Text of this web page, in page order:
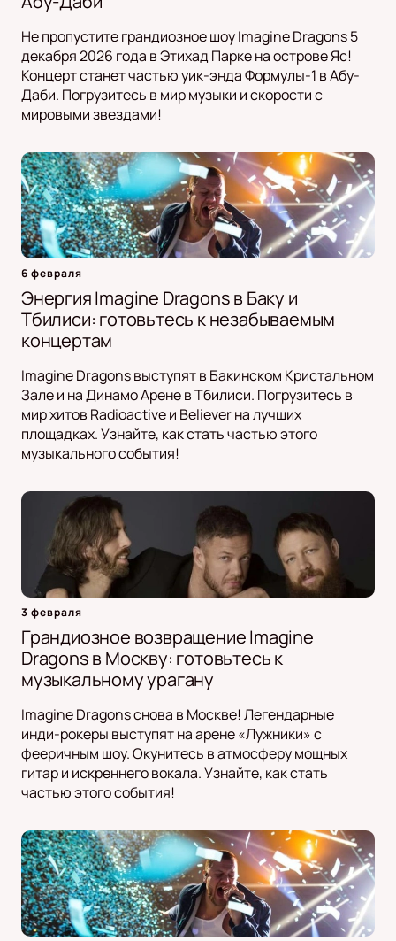
Не пропустите грандиозное шоу Imagine Dragons 5
декабря 2026 года в Этихад Парке на острове Яс!
Концерт станет частью уик-энда Формулы-1 в Абу-
Даби. Погрузитесь в мир музыки и скорости с
мировыми звездами!
6 февраля
Энергия Imagine Dragons в Баку и
Тбилиси: готовьтесь к незабываемым
концертам
Imagine Dragons выступят в Бакинском Кристальном
Зале и на Динамо Арене в Тбилиси. Погрузитесь в
мир хитов Radioactive и Believer на лучших
площадках. Узнайте, как стать частью этого
музыкального события!
3 февраля
Грандиозное возвращение Imagine
Dragons в Москву: готовьтесь к
музыкальному урагану
Imagine Dragons снова в Москве! Легендарные
инди-рокеры выступят на арене «Лужники» с
фееричным шоу. Окунитесь в атмосферу мощных
гитар и искреннего вокала. Узнайте, как стать
частью этого события!